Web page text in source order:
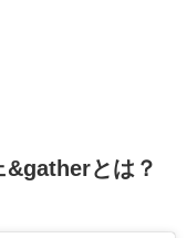
&gatherとは？